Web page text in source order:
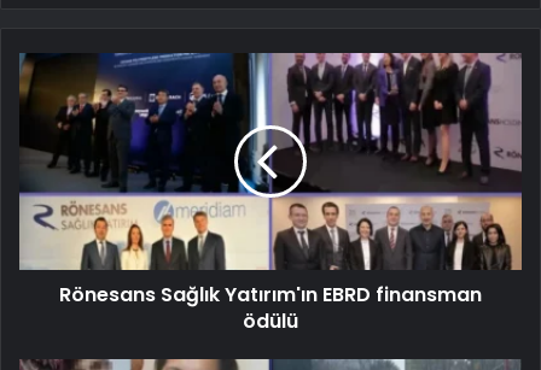
Rönesans Sağlık Yatırım'ın EBRD finansman
ödülü